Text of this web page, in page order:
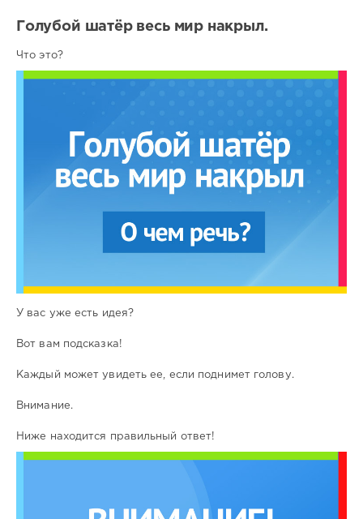
Голубой шатёр весь мир накрыл.
Что это?
У вас уже есть идея?
Вот вам подсказка!
Каждый может увидеть ее, если поднимет голову.
Внимание.
Ниже находится правильный ответ!